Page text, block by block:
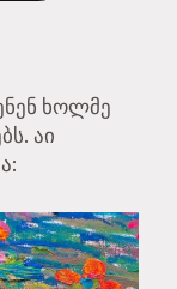
ხოლმე
აი